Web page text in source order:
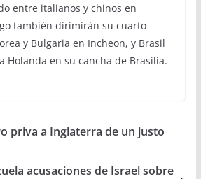
entre italianos y chinos en
también dirimirán su cuarto
y Bulgaria en Incheon, y Brasil
Holanda en su cancha de Brasilia.
priva a Inglaterra de un justo
acusaciones de Israel sobre